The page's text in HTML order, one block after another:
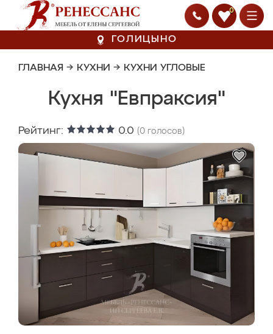
0
ГОЛИЦЫНО
ГЛАВНАЯ → КУХНИ → КУХНИ УГЛОВЫЕ
Кухня "Евпраксия"
Рейтинг: 0.0 (0 голосов)